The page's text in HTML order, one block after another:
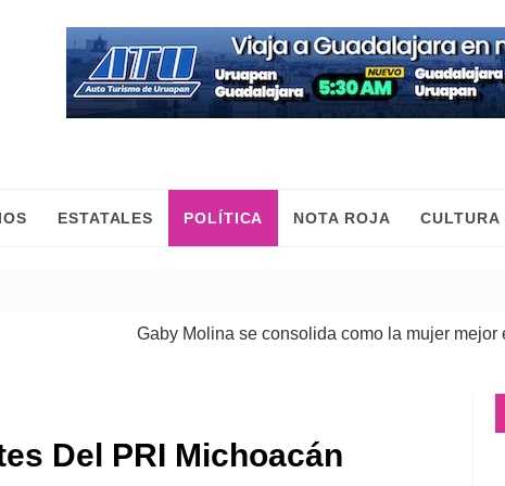
ESTATALES POLÍTICA NOTA ROJA CULTURA
Gaby Molina se consolida como la mujer mejor
Del PRI Michoacán